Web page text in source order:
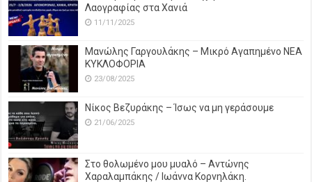
Λαογραφίας στα Χανιά
11/11/2025
Μανώλης Γαργουλάκης – Μικρό Αγαπημένο NEΑ
ΚΥΚΛΟΦΟΡΙΑ
23/08/2025
Νίκος Βεζυράκης – Ίσως να μη γεράσουμε
21/06/2025
Στο θολωμένο μου μυαλό – Αντώνης
Χαραλαμπάκης / Ιωάννα Κορνηλάκη.